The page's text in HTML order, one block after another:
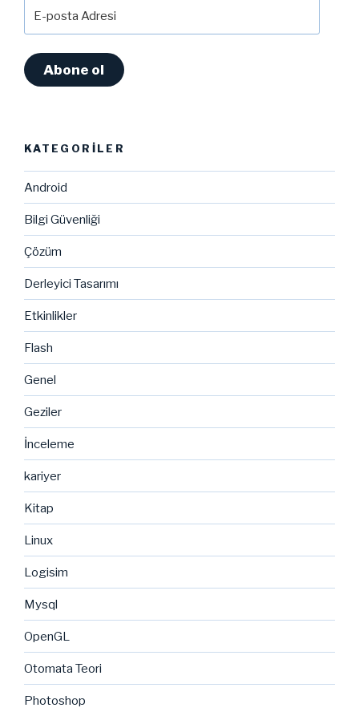
posta
Abone ol
KATEGORILER
Android
Bilgi Güvenliği
Çözüm
Derleyici Tasarımı
Etkinlikler
Flash
Genel
Geziler
İnceleme
kariyer
Kitap
Linux
Logisim
Mysql
OpenGL
Otomata Teori
Photoshop